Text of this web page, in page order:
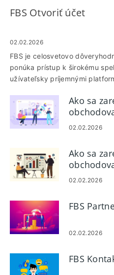
FBS Otvoriť účet
02.02.2026
FBS je celosvetovo
ponúka prístup k širokému
užívateľsky príjemnými
obchodovaní nováčik alebo
začína otvorením účtu a
k obchodnému panelu. Táto
Ako sa
aplikácii
02.02.2026
Ako sa
MT4/MT5
02.02.2026
FBS
02.02.2026
FBS